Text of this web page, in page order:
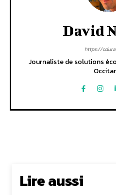
David
https://
Journaliste de solutions
Lire aussi